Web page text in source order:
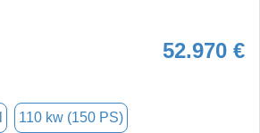
52.970 €
110 kw (150 PS)